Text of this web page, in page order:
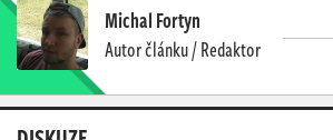
Michal Fortyn
Autor článku / Redaktor